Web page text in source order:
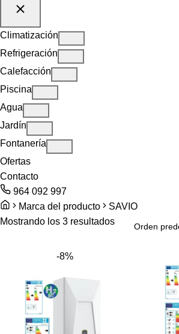
Climatización
Refrigeración
Calefacción
Piscina
Agua
Jardín
Fontanería
Ofertas
Contacto
964 092 997
Marca del producto
SAVIO
Mostrando los 3 resultados
-8%